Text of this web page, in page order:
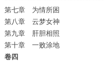
第七章 为情所困
第八章 云梦女神
第九章 肝胆相照
第十章 一败涂地
卷四